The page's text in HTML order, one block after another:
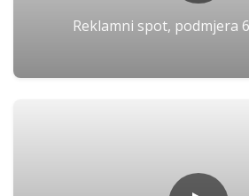
Reklamni spot, podmjera